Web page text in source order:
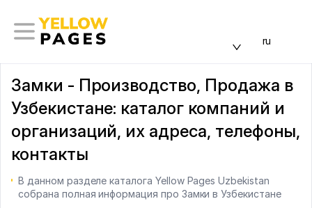
ru
Замки - Производство, Продажа в
Узбекистане: каталог компаний и
организаций, их адреса, телефоны,
контакты
В данном разделе каталога Yellow Pages Uzbekistan
собрана полная информация про Замки в Узбекистане